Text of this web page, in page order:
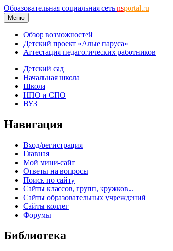
Образовательная социальная сеть nsportal.ru
Меню
Обзор возможностей
Детский проект «Алые паруса»
Аттестация педагогических работников
Детский сад
Начальная школа
Школа
НПО и СПО
ВУЗ
Навигация
Вход/регистрация
Главная
Мой мини-сайт
Ответы на вопросы
Поиск по сайту
Сайты классов, групп, кружков...
Сайты образовательных учреждений
Сайты коллег
Форумы
Библиотека